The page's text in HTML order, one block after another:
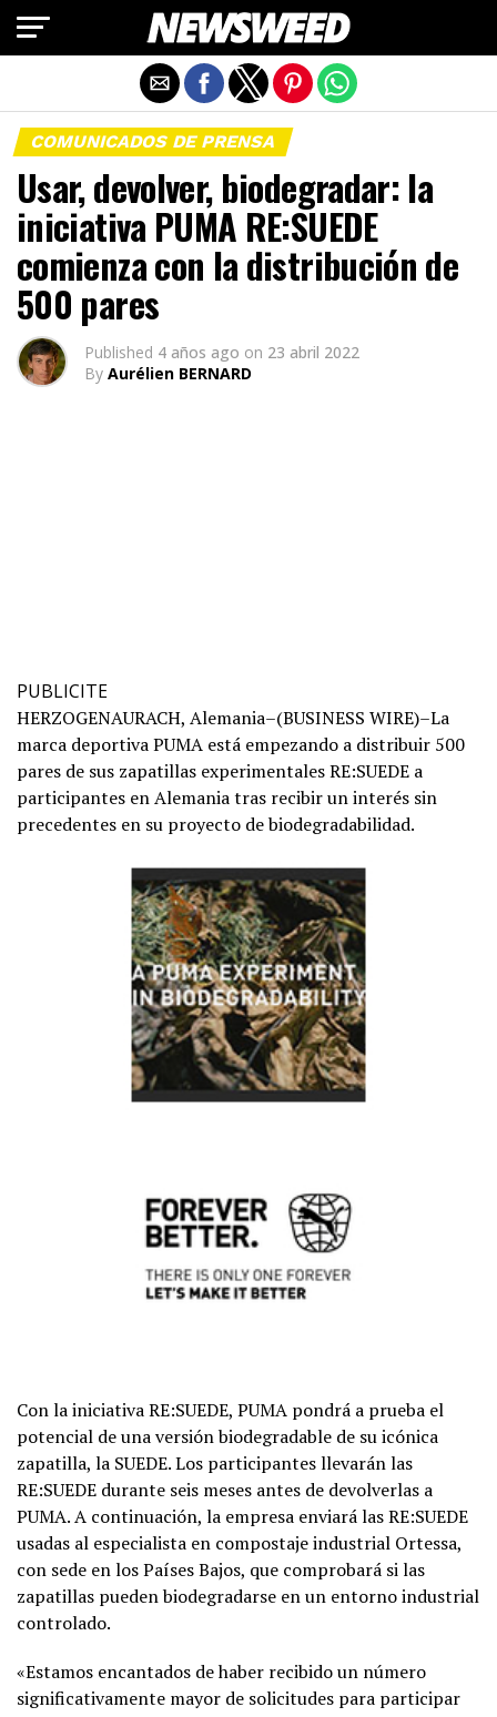
COMUNICADOS DE PRENSA
Usar, devolver, biodegradar: la
iniciativa PUMA RE:SUEDE
comienza con la distribución de
500 pares
Published 4 años ago on 23 abril 2022
By Aurélien BERNARD
PUBLICITE
HERZOGENAURACH, Alemania–(BUSINESS WIRE)–La
marca deportiva PUMA está empezando a distribuir 500
pares de sus zapatillas experimentales RE:SUEDE a
participantes en Alemania tras recibir un interés sin
precedentes en su proyecto de biodegradabilidad.
Con la iniciativa RE:SUEDE, PUMA pondrá a prueba el
potencial de una versión biodegradable de su icónica
zapatilla, la SUEDE. Los participantes llevarán las
RE:SUEDE durante seis meses antes de devolverlas a
PUMA. A continuación, la empresa enviará las RE:SUEDE
usadas al especialista en compostaje industrial Ortessa,
con sede en los Países Bajos, que comprobará si las
zapatillas pueden biodegradarse en un entorno industrial
controlado.
«Estamos encantados de haber recibido un número
significativamente mayor de solicitudes para participar
Salir de la versión móvil